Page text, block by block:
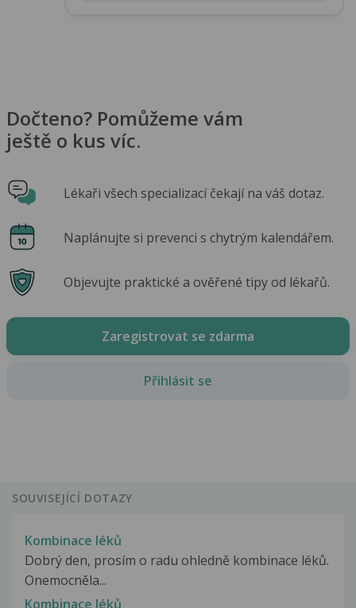
Dočteno? Pomůžeme vám
ještě o kus víc.
Lékaři všech specializací čekají na váš dotaz.
Naplánujte si prevenci s chytrým kalendářem.
Objevujte praktické a ověřené tipy od lékařů.
Zaregistrovat se zdarma
Přihlásit se
SOUVISEJÍCÍ DOTAZY
Kombinace léků
Dobrý den, prosím o radu ohledně kombinace léků.
Onemocněla...
Kombinace léků